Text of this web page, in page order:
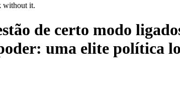
without it.
de certo modo
uma elite política